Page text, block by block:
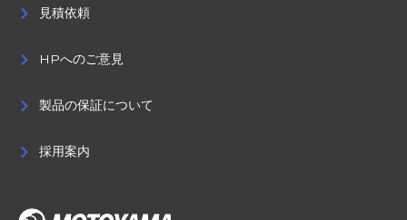
見積依頼
HPへのご意見
製品の保証について
採用案内